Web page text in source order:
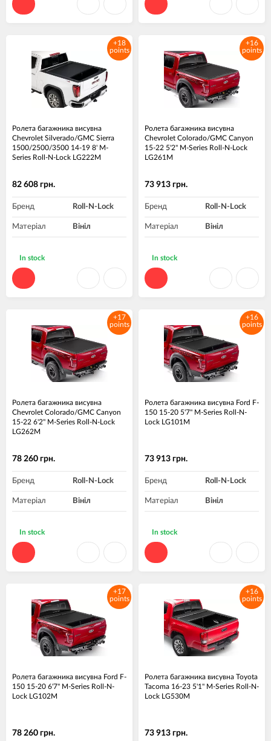
+18
points
Ролета багажника висувна
Chevrolet Silverado/GMC Sierra
1500/2500/3500 14-19 8' M-
Series Roll-N-Lock LG222M
82 608 грн.
Бренд Roll-N-Lock
Матеріал Вініл
In stock
+16
points
Ролета багажника висувна
Chevrolet Colorado/GMC Canyon
15-22 5'2" M-Series Roll-N-Lock
LG261M
73 913 грн.
Бренд Roll-N-Lock
Матеріал Вініл
In stock
+17
points
Ролета багажника висувна
Chevrolet Colorado/GMC Canyon
15-22 6'2" M-Series Roll-N-Lock
LG262M
78 260 грн.
Бренд Roll-N-Lock
Матеріал Вініл
In stock
+16
points
Ролета багажника висувна Ford F-
150 15-20 5'7" M-Series Roll-N-
Lock LG101M
73 913 грн.
Бренд Roll-N-Lock
Матеріал Вініл
In stock
+17
points
Ролета багажника висувна Ford F-
150 15-20 6'7" M-Series Roll-N-
Lock LG102M
78 260 грн.
+16
points
Ролета багажника висувна Toyota
Tacoma 16-23 5'1" M-Series Roll-N-
Lock LG530M
73 913 грн.